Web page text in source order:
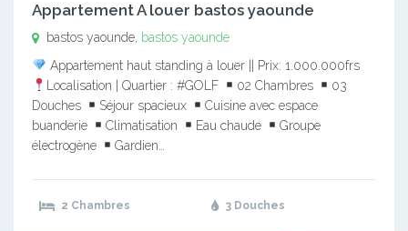
Appartement A louer bastos yaounde
bastos yaounde, bastos yaounde
Appartement haut standing à louer || Prix: 1.000.000frs
Localisation | Quartier : #GOLF
02 Chambres
03
Douches
Séjour spacieux
Cuisine avec espace
buanderie
Climatisation Eau chaude
Groupe
électrogène
Gardien…
2 Chambres 3 Douches